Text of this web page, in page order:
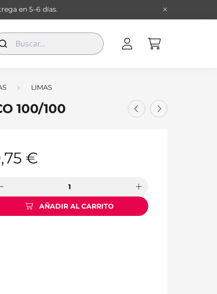
en 5–6 días.
LIMAS
100/100
€
AÑADIR AL CARRITO